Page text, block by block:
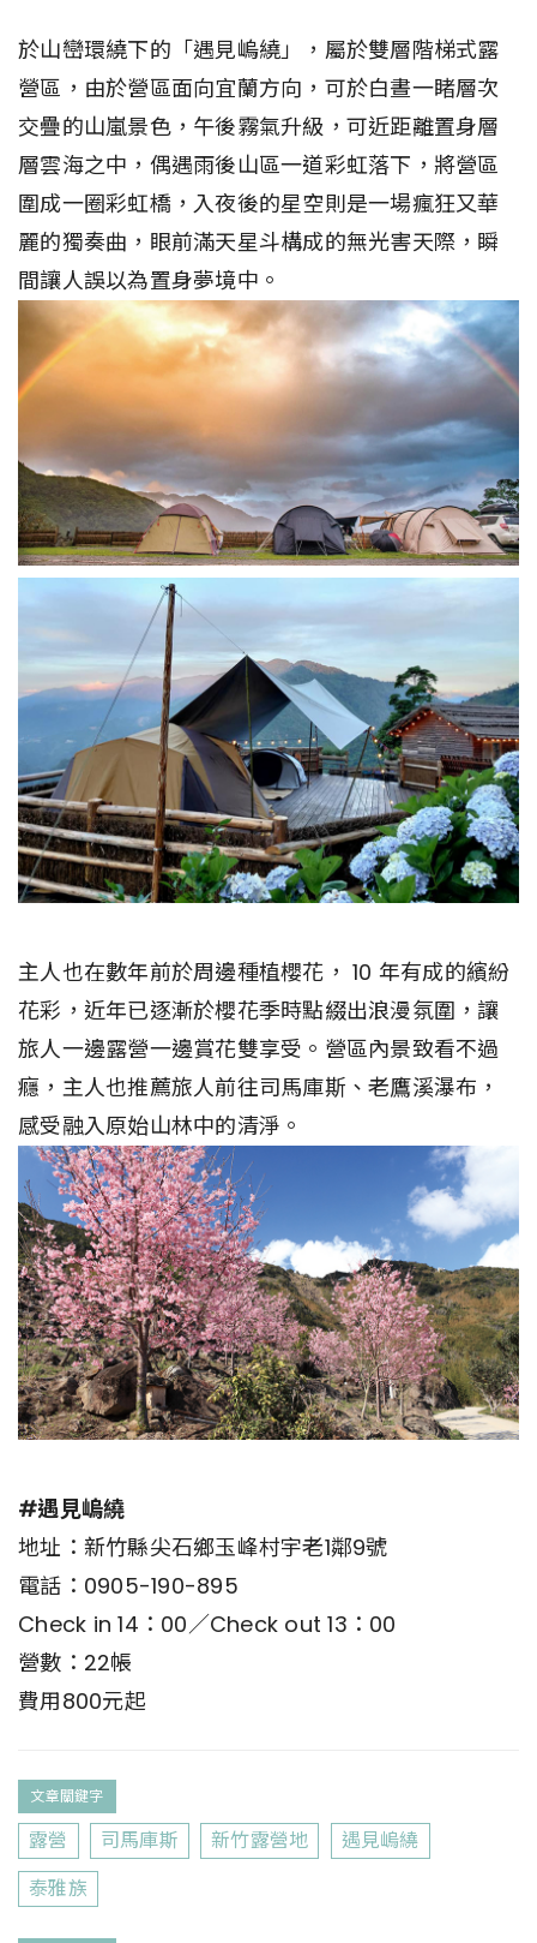
於山巒環繞下的「遇見嵨繞」，屬於雙層階梯式露
營區，由於營區面向宜蘭方向，可於白晝一睹層次
交疊的山嵐景色，午後霧氣升級，可近距離置身層
層雲海之中，偶遇雨後山區一道彩虹落下，將營區
圍成一圈彩虹橋，入夜後的星空則是一場瘋狂又華
麗的獨奏曲，眼前滿天星斗構成的無光害天際，瞬
間讓人誤以為置身夢境中。
主人也在數年前於周邊種植櫻花， 10 年有成的繽紛
花彩，近年已逐漸於櫻花季時點綴出浪漫氛圍，讓
旅人一邊露營一邊賞花雙享受。營區內景致看不過
癮，主人也推薦旅人前往司馬庫斯、老鷹溪瀑布，
感受融入原始山林中的清淨。
#遇見嵨繞
地址：新竹縣尖石鄉玉峰村宇老1鄰9號
電話：0905-190-895
Check in 14：00／Check out 13：00
營數：22帳
費用800元起
文章關鍵字
露營 司馬庫斯 新竹露營地
遇見嵨繞
泰雅族